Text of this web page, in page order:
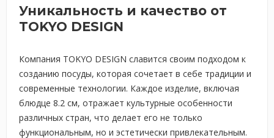
Уникальность и качество от
TOKYO DESIGN
Компания TOKYO DESIGN славится своим подходом к
созданию посуды, которая сочетает в себе традиции и
современные технологии. Каждое изделие, включая
блюдце 8.2 см, отражает культурные особенности
различных стран, что делает его не только
функциональным, но и эстетически привлекательным.